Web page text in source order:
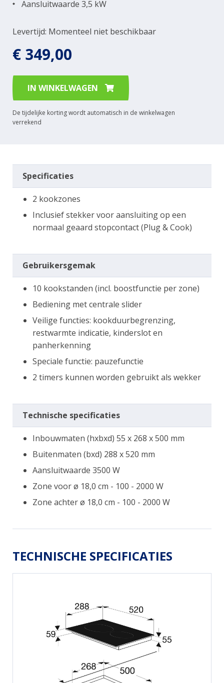
Levertijd: Momenteel niet beschikbaar
Aansluitwaarde 3,5 kW
€ 349,00
IN WINKELWAGEN
De tijdelijke korting wordt automatisch in de winkelwagen
verrekend
Specificaties
2 kookzones
Inclusief stekker voor aansluiting op een
normaal geaard stopcontact (Plug & Cook)
Gebruikersgemak
10 kookstanden (incl. boostfunctie per zone)
Bediening met centrale slider
Veilige functies: kookduurbegrenzing,
restwarmte indicatie, kinderslot en
panherkenning
Speciale functie: pauzefunctie
2 timers kunnen worden gebruikt als wekker
Technische specificaties
Inbouwmaten (hxbxd) 55 x 268 x 500 mm
Buitenmaten (bxd) 288 x 520 mm
Aansluitwaarde 3500 W
Zone voor ø 18,0 cm - 100 - 2000 W
Zone achter ø 18,0 cm - 100 - 2000 W
TECHNISCHE SPECIFICATIES